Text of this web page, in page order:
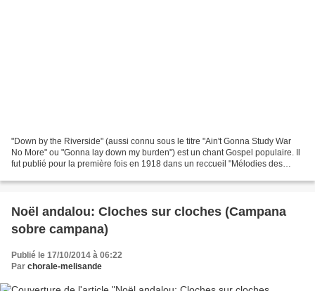
"Down by the Riverside" (aussi connu sous le titre "Ain't Gonna Study War
No More" ou "Gonna lay down my burden") est un chant Gospel populaire. Il
fut publié pour la première fois en 1918 dans un reccueil "Mélodies des
Noël andalou: Cloches sur cloches (Campana
sobre campana)
Publié le 17/10/2014 à 06:22
Par chorale-melisande